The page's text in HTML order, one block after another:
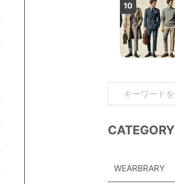
10
CATEGORY
WEARBRARY